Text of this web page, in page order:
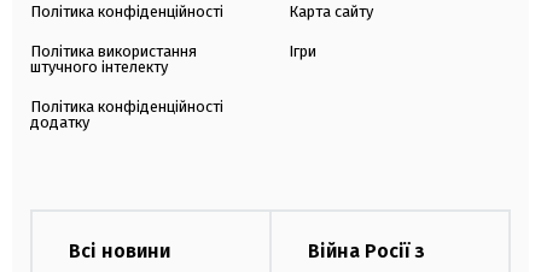
Політика конфіденційності
Політика використання
штучного інтелекту
Політика конфіденційності
додатку
Карта сайту
Ігри
Всі новини
Війна Росії з